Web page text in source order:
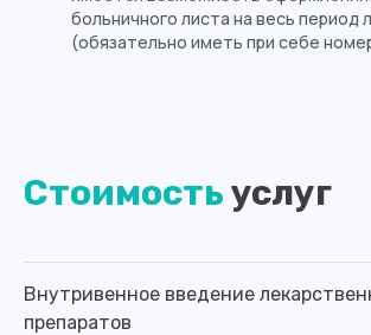
больничного листа на весь период
(обязательно иметь при себе
Стоимостьуслуг
Внутривенное введение
препаратов